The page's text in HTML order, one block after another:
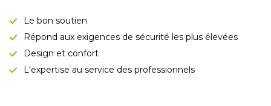
Le bon soutien
Répond aux exigences de sécurité les plus élevées
Design et confort
L'expertise au service des professionnels